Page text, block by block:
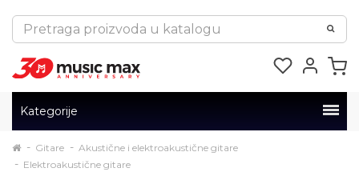
Kategorije
Gitare
Akustične i elektroakustične gitare
Elektroakustične gitare